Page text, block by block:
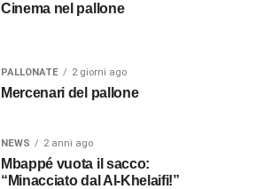
Cinema nel pallone
PALLONATE 2 giorni ago
Mercenari del pallone
NEWS 2 anni ago
Mbappé vuota il sacco:
“Minacciato dal Al-Khelaifi!”